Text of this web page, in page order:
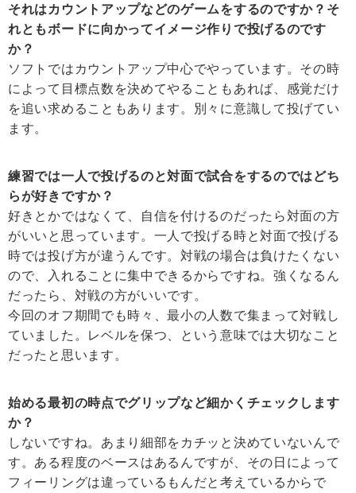
それはカウントアップなどのゲームをするのですか？そ
れともボードに向かってイメージ作りで投げるのです
か？
ソフトではカウントアップ中心でやっています。その時
によって目標点数を決めてやることもあれば、感覚だけ
を追い求めることもあります。別々に意識して投げてい
ます。
練習では一人で投げるのと対面で試合をするのではどち
らが好きですか？
好きとかではなくて、自信を付けるのだったら対面の方
がいいと思っています。一人で投げる時と対面で投げる
時では投げ方が違うんです。対戦の場合は負けたくない
ので、入れることに集中できるからですね。強くなるん
だったら、対戦の方がいいです。
今回のオフ期間でも時々、最小の人数で集まって対戦し
ていました。レベルを保つ、という意味では大切なこと
だったと思います。
始める最初の時点でグリップなど細かくチェックします
か？
しないですね。あまり細部をカチッと決めていないんで
す。ある程度のベースはあるんですが、その日によって
フィーリングは違っているもんだと考えているからで